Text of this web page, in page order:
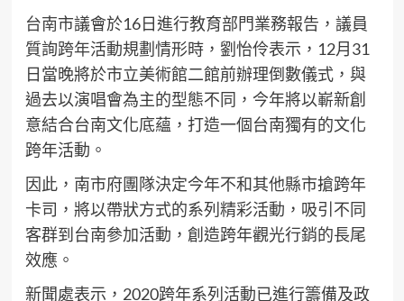
台南市議會於16日進行教育部門業務報告，議員
質詢跨年活動規劃情形時，劉怡伶表示，12月31
日當晚將於市立美術館二館前辦理倒數儀式，與
過去以演唱會為主的型態不同，今年將以嶄新創
意結合台南文化底蘊，打造一個台南獨有的文化
跨年活動。
因此，南市府團隊決定今年不和其他縣市搶跨年
卡司，將以帶狀方式的系列精彩活動，吸引不同
客群到台南參加活動，創造跨年觀光行銷的長尾
效應。
新聞處表示，2020跨年系列活動已進行籌備及政